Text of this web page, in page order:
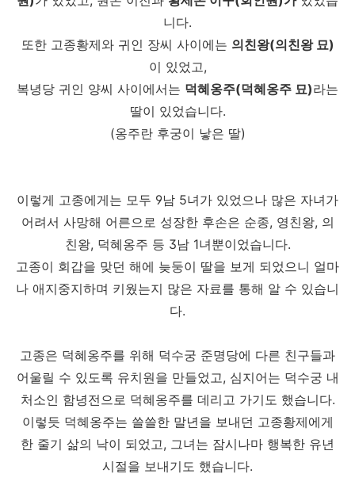
니다.
또한 고종황제와 귀인 장씨 사이에는 의친왕(의친왕 묘)
이 있었고,
복녕당 귀인 양씨 사이에서는 덕혜옹주(덕혜옹주 묘)라는
딸이 있었습니다.
(옹주란 후궁이 낳은 딸)
이렇게 고종에게는 모두 9남 5녀가 있었으나 많은 자녀가
어려서 사망해 어른으로 성장한 후손은 순종, 영친왕, 의
친왕, 덕혜옹주 등 3남 1녀뿐이었습니다.
고종이 회갑을 맞던 해에 늦둥이 딸을 보게 되었으니 얼마
나 애지중지하며 키웠는지 많은 자료를 통해 알 수 있습니
다.
고종은 덕혜옹주를 위해 덕수궁 준명당에 다른 친구들과
어울릴 수 있도록 유치원을 만들었고, 심지어는 덕수궁 내
처소인 함녕전으로 덕혜옹주를 데리고 가기도 했습니다.
이렇듯 덕혜옹주는 쓸쓸한 말년을 보내던 고종황제에게
한 줄기 삶의 낙이 되었고, 그녀는 잠시나마 행복한 유년
시절을 보내기도 했습니다.